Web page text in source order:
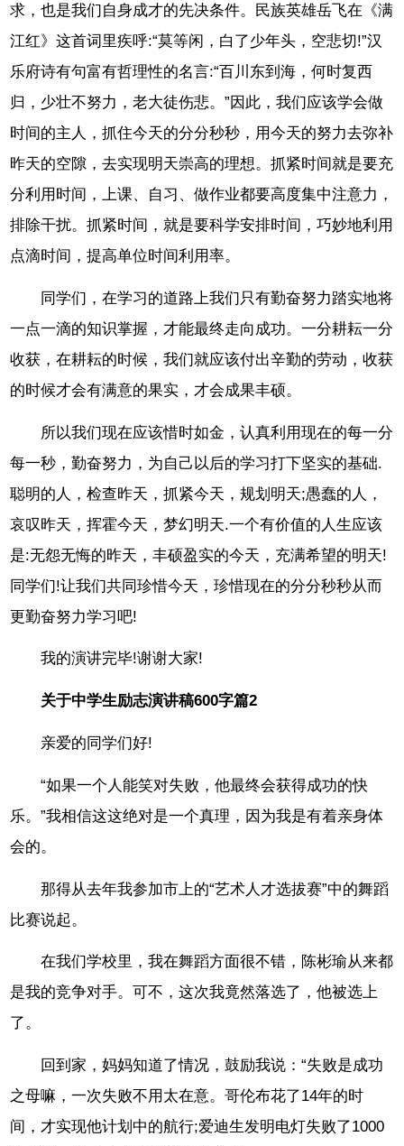
求，也是我们自身成才的先决条件。民族英雄岳飞在《满
江红》这首词里疾呼:“莫等闲，白了少年头，空悲切!”汉
乐府诗有句富有哲理性的名言:“百川东到海，何时复西
归，少壮不努力，老大徒伤悲。”因此，我们应该学会做
时间的主人，抓住今天的分分秒秒，用今天的努力去弥补
昨天的空隙，去实现明天崇高的理想。抓紧时间就是要充
分利用时间，上课、自习、做作业都要高度集中注意力，
排除干扰。抓紧时间，就是要科学安排时间，巧妙地利用
点滴时间，提高单位时间利用率。
同学们，在学习的道路上我们只有勤奋努力踏实地将
一点一滴的知识掌握，才能最终走向成功。一分耕耘一分
收获，在耕耘的时候，我们就应该付出辛勤的劳动，收获
的时候才会有满意的果实，才会成果丰硕。
所以我们现在应该惜时如金，认真利用现在的每一分
每一秒，勤奋努力，为自己以后的学习打下坚实的基础.
聪明的人，检查昨天，抓紧今天，规划明天;愚蠢的人，
哀叹昨天，挥霍今天，梦幻明天.一个有价值的人生应该
是:无怨无悔的昨天，丰硕盈实的今天，充满希望的明天!
同学们!让我们共同珍惜今天，珍惜现在的分分秒秒从而
更勤奋努力学习吧!
我的演讲完毕!谢谢大家!
关于中学生励志演讲稿600字篇2
亲爱的同学们好!
“如果一个人能笑对失败，他最终会获得成功的快
乐。”我相信这这绝对是一个真理，因为我是有着亲身体
会的。
那得从去年我参加市上的“艺术人才选拔赛”中的舞蹈
比赛说起。
在我们学校里，我在舞蹈方面很不错，陈彬瑜从来都
是我的竞争对手。可不，这次我竟然落选了，他被选上
了。
回到家，妈妈知道了情况，鼓励我说：“失败是成功
之母嘛，一次失败不用太在意。哥伦布花了14年的时
间，才实现他计划中的航行;爱迪生发明电灯失败了1000